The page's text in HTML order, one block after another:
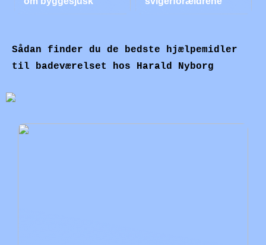
Sådan finder du de bedste hjælpemidler
til badeværelset hos Harald Nyborg